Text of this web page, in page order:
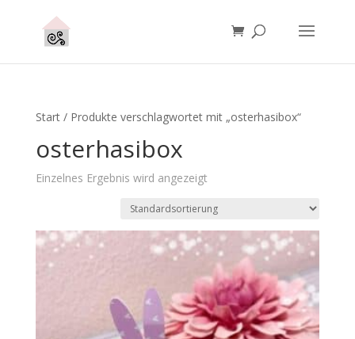
Start/ Produkte verschlagwortet mit „osterhasibox“
osterhasibox
Einzelnes Ergebnis wird angezeigt